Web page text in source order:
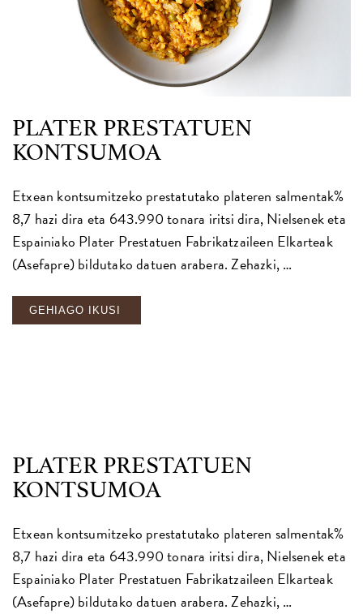
PLATER PRESTATUEN
KONTSUMOA
Etxean kontsumitzeko prestatutako plateren salmentak%
8,7 hazi dira eta 643.990 tonara iritsi dira, Nielsenek eta
Espainiako Plater Prestatuen Fabrikatzaileen Elkarteak
(Asefapre) bildutako datuen arabera. Zehazki, …
GEHIAGO IKUSI
PLATER PRESTATUEN
KONTSUMOA
Etxean kontsumitzeko prestatutako plateren salmentak%
8,7 hazi dira eta 643.990 tonara iritsi dira, Nielsenek eta
Espainiako Plater Prestatuen Fabrikatzaileen Elkarteak
(Asefapre) bildutako datuen arabera. Zehazki, …